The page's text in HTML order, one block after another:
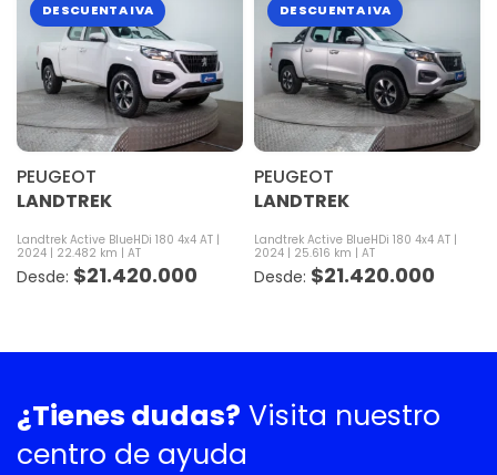
DESCUENTA IVA
PEUGEOT
LANDTREK
Landtrek Active BlueHDi 180 4x4 AT
2024
22.482 km AT
$21.420.000
DESCUENTA IVA
PEUGEOT
LANDTREK
Landtrek Active BlueHDi 180 4x4 AT
2024
25.616 km AT
$21.420.000
¿Tienes dudas? Visita nuestro
centro de ayuda